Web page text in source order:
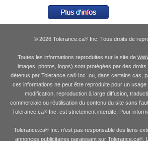
© 2026 Tolerance.ca®Inc. Tous droits de
Toutes les informations reproduites sur le site de
images, photos, logos) sont protégées par des droits
détenus par Tolerance.ca® Inc. ou, dans certains cas,
ces informations ne peut être reproduite pour un
modification, reproduction à large diffusion,
commerciale ou réutilisation du contenu du site sans
Tolerance.ca® Inc. est strictement interdite. Pour
Tolerance.ca® Inc. n'est pas responsable des liens
annonces publicitaires paraissant sur Tolerance.ca®.